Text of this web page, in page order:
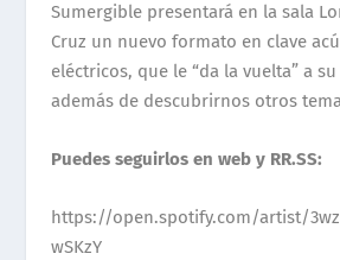
Sumergible presentará en la sala
Cruz un nuevo formato en clave
eléctricos, que le “da la vuelta” a
además de descubrirnos otros
Puedes seguirlos en web y RR.SS:
https://open.spotify.com/artist/
wSKzY